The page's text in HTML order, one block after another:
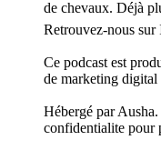
de chevaux. Déjà
Retrouvez-nous sur
Ce podcast est
de marketing digital
Hébergé par
confidentialite pour